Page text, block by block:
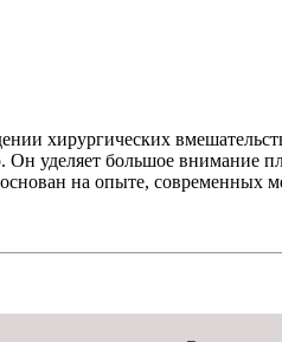
хирургических
уделяет большое внимание
на опыте,